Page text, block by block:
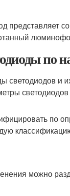
представляет
по
по
можно